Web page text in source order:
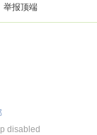
举报顶端
disabled